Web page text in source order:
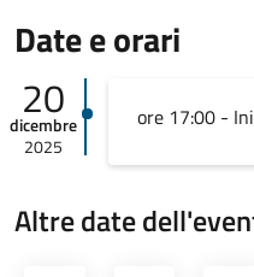
Date e orari
20
dicembre
2025
ore 17:00 -
Altre date